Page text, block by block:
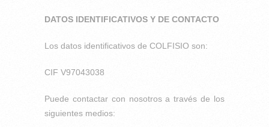
DATOS IDENTIFICATIVOS Y DE CONTACTO
Los datos identificativos de COLFISIO son:
CIF V97043038
Puede contactar con nosotros a través de los
siguientes medios: